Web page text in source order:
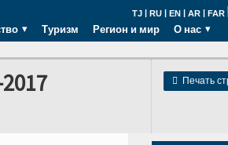
TJ | RU | EN | AR | FAR
Туризм Регион и мир О нас
 Печать